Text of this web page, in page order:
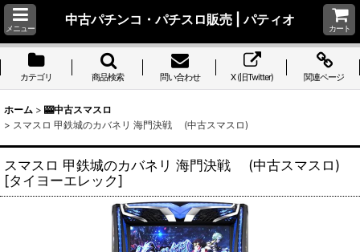
メニュー
中古パチンコ・パチスロ販売 | パティオ
カート
カテゴリ 商品検索 問い合わせ X (旧Twitter) 関連ページ
ホーム > 🎰中古スマスロ
> スマスロ 甲鉄城のカバネリ 海門決戦 (中古スマスロ)
スマスロ 甲鉄城のカバネリ 海門決戦 (中古スマスロ)
[タイヨーエレック]